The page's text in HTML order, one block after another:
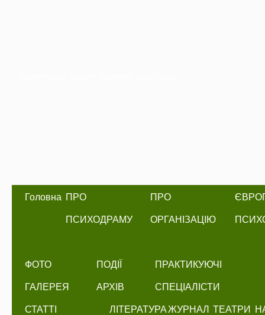
Головна ПРО
ПСИХОДРАМУ
ПРО
ОРГАНІЗАЦІЮ
ФОТО
ГАЛЕРЕЯ
ПОДІЇ
АРХІВ
ПРАКТИКУЮЧІ
СПЕЦІАЛІСТИ
СТАТТІ
ЛІТЕРАТУРАЖУРНАЛ ТЕАТРИ